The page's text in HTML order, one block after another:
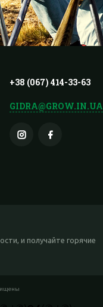
+38 (067) 414-33-63
GIDRA@GROW.IN.UA
и получайте горячие